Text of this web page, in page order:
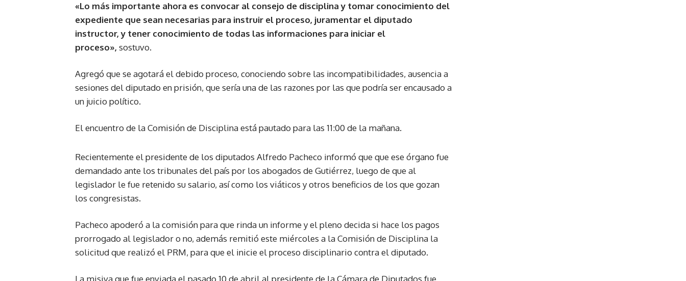
«Lo más importante ahora es convocar al consejo de disciplina y tomar conocimiento del
expediente que sean necesarias para instruir el proceso, juramentar el diputado
instructor, y tener conocimiento de todas las informaciones para iniciar el
proceso», sostuvo.
Agregó que se agotará el debido proceso, conociendo sobre las incompatibilidades, ausencia a
sesiones del diputado en prisión, que sería una de las razones por las que podría ser encausado a
un juicio político.
El encuentro de la Comisión de Disciplina está pautado para las 11:00 de la mañana.
Recientemente el presidente de los diputados Alfredo Pacheco informó que que ese órgano fue
demandado ante los tribunales del país por los abogados de Gutiérrez, luego de que al
legislador le fue retenido su salario, así como los viáticos y otros beneficios de los que gozan
los congresistas.
Pacheco apoderó a la comisión para que rinda un informe y el pleno decida si hace los pagos
prorrogado al legislador o no, además remitió este miércoles a la Comisión de Disciplina la
solicitud que realizó el PRM, para que el inicie el proceso disciplinario contra el diputado.